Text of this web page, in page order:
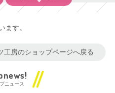
ます。
工房のショップページへ戻る
ニュース